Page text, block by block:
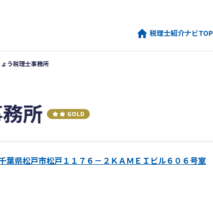
税理士紹介ナビTOP
う税理士事務所
所
葉県松戸市松戸１１７６－２ＫＡＭＥＩビル６０６号室